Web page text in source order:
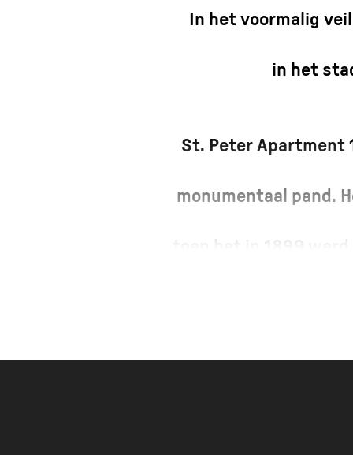
In het voormalig
in het
St. Peter Apartment
monumentaal pand.
toen het in 1899